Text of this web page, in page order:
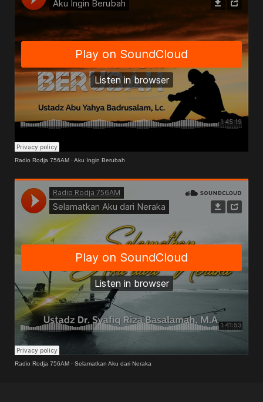
Radio Rodja 756AM ·Aku Ingin Berubah
Radio Rodja 756AM · Selamatkan Aku dari Neraka